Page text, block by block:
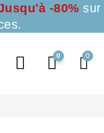
-80% sur
0